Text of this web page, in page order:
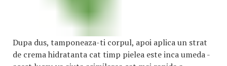
Dupa dus, tamponeaza-ti corpul, apoi aplica un strat
de crema hidratanta cat timp pielea este inca umeda -